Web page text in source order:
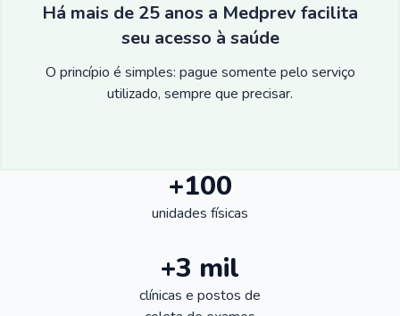
Há mais de 25 anos a Medprev facilita
seu acesso à saúde
O princípio é simples: pague somente pelo serviço
utilizado, sempre que precisar.
+100
unidades físicas
+3 mil
clínicas e postos de